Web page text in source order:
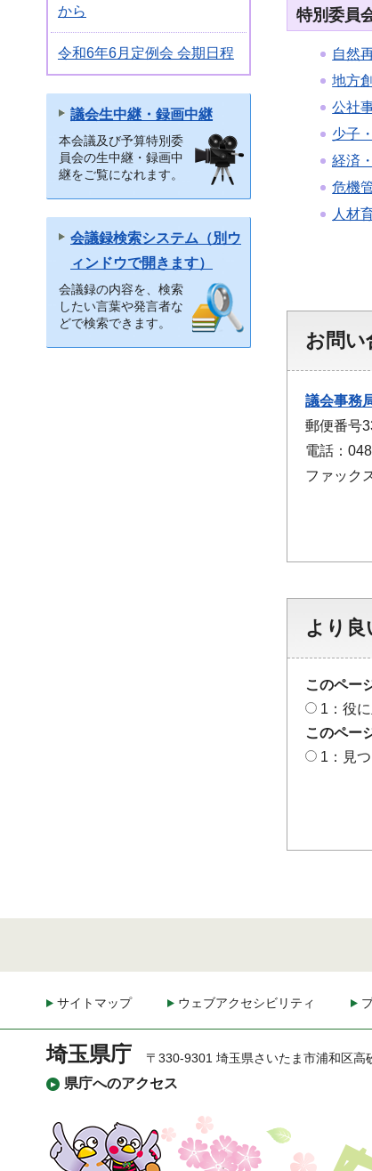
から
令和6年6月定例会 会期日程
議会生中継・録画中継
本会議及び予算特別委
員会の生中継・録画中
継をご覧になれます。
会議録検索システム（別ウ
ィンドウで開きます）
会議録の内容を、検索
したい言葉や発言者な
どで検索できます。
特別委員
自然
地方
公社
少子
経済
危機
人材
お問い
議会事務
郵便番号
電話：
ファック
より
このペー
1：役
このペー
1：見
サイトマップ ウェブアクセシビリティ
埼玉県庁
県庁へのアクセス
〒330-9301 埼玉県さいたま市浦和区高